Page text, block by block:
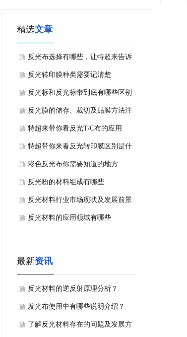
精选文章
反光布选择有哪些，让特超来告诉
你
反光转印膜种类需要记清楚
反光标和反光标带到底有哪些区别
反光膜的储存、裁切及贴膜方法注
意事项
特超来带你看反光T/C布的应用
特超带你来看反光转印膜区别是什
么
彩色反光布你需要知道的地方
反光粉的材料组成有哪些
反光材料行业市场现状及发展前景
分析
反光材料的应用领域有哪些
最新资讯
反光材料的逆反射原理分析？
发光布使用中有哪些说明介绍？
了解反光材料存在的问题及发展方